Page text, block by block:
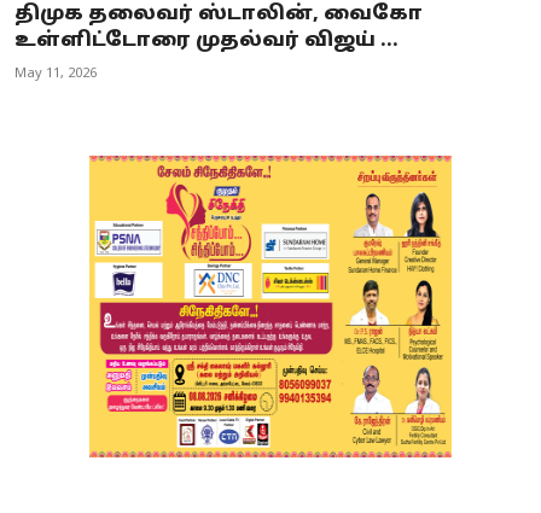
திமுக தலைவர் ஸ்டாலின், வைகோ
உள்ளிட்டோரை முதல்வர் விஜய் ...
May 11, 2026